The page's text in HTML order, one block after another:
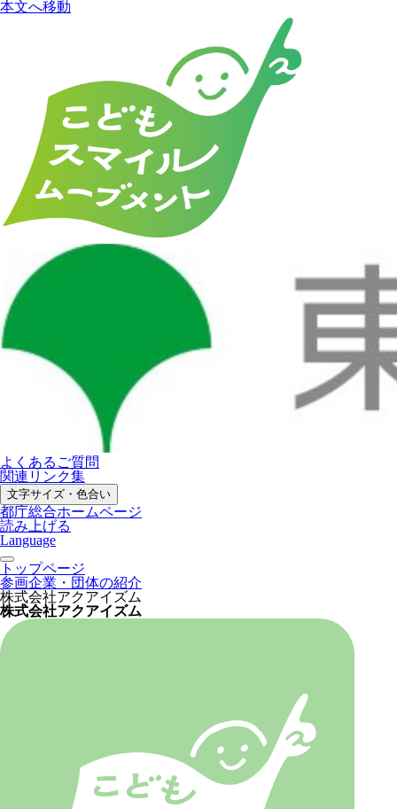
本文へ移動
よくあるご質問
関連リンク集
文字サイズ・色合い
都庁総合ホームページ
読み上げる
Language
トップページ
参画企業・団体の紹介
株式会社アクアイズム
株式会社アクアイズム